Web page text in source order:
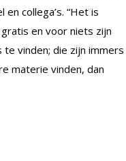
collega’s. “Het is
en voor niets zijn
vinden; die zijn immers
materie vinden, dan